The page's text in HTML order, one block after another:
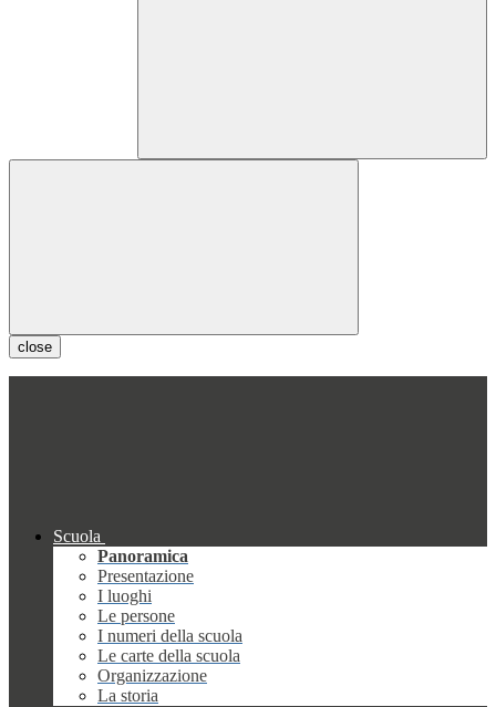
close
Scuola
Panoramica
Presentazione
I luoghi
Le persone
I numeri della scuola
Le carte della scuola
Organizzazione
La storia